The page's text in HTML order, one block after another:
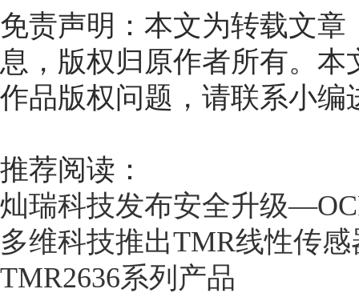
免责声明：本文为转载文
息，版权归原作者所有。
作品版权问题，请联系小编
推荐阅读：
灿瑞科技发布安全升级
多维科技推出TMR线性传
TMR2636系列产品